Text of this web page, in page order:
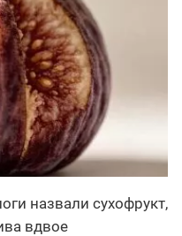
назвали сухофрукт,
вдвое